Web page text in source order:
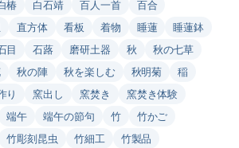
椿 白石靖 百人一首
百合
直方体 看板 着物 睡蓮
睡蓮鉢
目 石蕗 磨研土器 秋
秋の七草
秋の陣 秋を楽しむ 秋明菊
稲
り 窯出し 窯焚き
窯焚き体験
端午 端午の節句 竹
竹かご
竹彫刻昆虫 竹細工
竹製品